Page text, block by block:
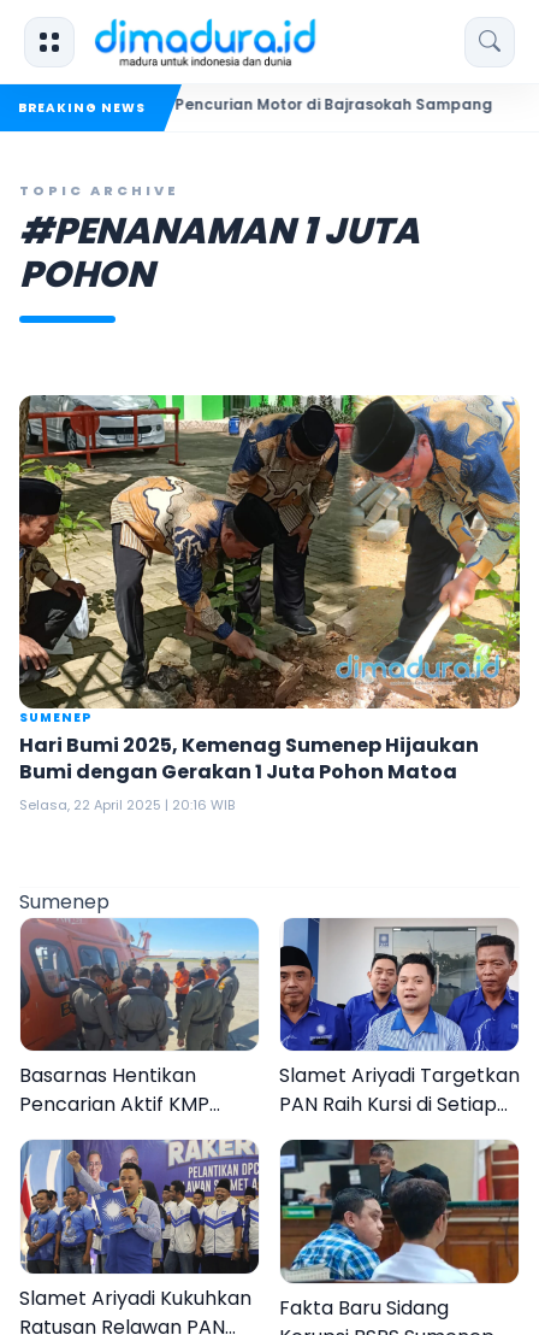
BREAKING NEWS
Dua Pelaku Pencurian Motor di Bajrasokah Sampang
TOPIC ARCHIVE
#PENANAMAN 1 JUTA
POHON
SUMENEP
Hari Bumi 2025, Kemenag Sumenep Hijaukan
Bumi dengan Gerakan 1 Juta Pohon Matoa
Selasa, 22 April 2025 | 20:16 WIB
Sumenep
Basarnas Hentikan
Pencarian Aktif KMP
Mutiara Sentosa II, Empat
Orang Masih Hilang
Slamet Ariyadi Targetkan
PAN Raih Kursi di Setiap
Dapil Sumenep pada
2029
Slamet Ariyadi Kukuhkan
Ratusan Relawan PAN
Fakta Baru Sidang